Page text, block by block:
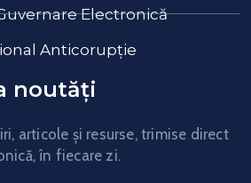
Electronică
Anticorupție
noutăți
articole și resurse, trimise direct
în fiecare zi.